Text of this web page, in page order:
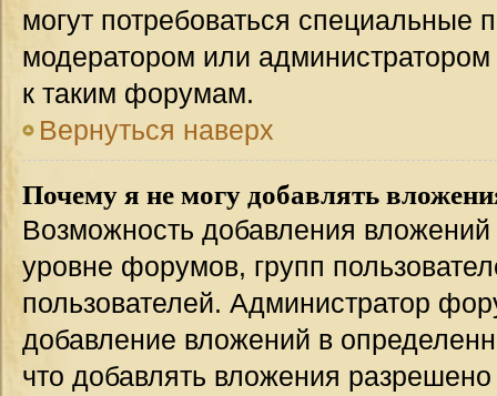
могут потребоваться специальные
модератором или
к таким форумам.
Вернуться наверх
Почему я не могу добавлять
Возможность добавления
уровне форумов, групп
пользователей. Администратор
добавление вложений в
что добавлять вложения